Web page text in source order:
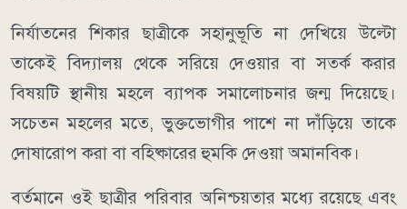
নির্যাতনের শিকার ছাত্রীকে সহানুভূতি না দেখিয়ে উল্টো
তাকেই বিদ্যালয় থেকে সরিয়ে দেওয়ার বা সতর্ক করার
বিষয়টি স্থানীয় মহলে ব্যাপক সমালোচনার জন্ম দিয়েছে।
সচেতন মহলের মতে, ভুক্তভোগীর পাশে না দাঁড়িয়ে তাকে
দোষারোপ করা বা বহিষ্কারের হুমকি দেওয়া অমানবিক।
বর্তমানে ওই ছাত্রীর পরিবার অনিশ্চয়তার মধ্যে রয়েছে এবং